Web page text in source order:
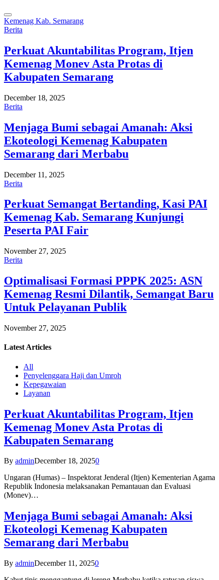
Kemenag Kab. Semarang
Berita
Perkuat Akuntabilitas Program, Itjen
Kemenag Monev Asta Protas di
Kabupaten Semarang
December 18, 2025
Berita
Menjaga Bumi sebagai Amanah: Aksi
Ekoteologi Kemenag Kabupaten
Semarang dari Merbabu
December 11, 2025
Berita
Perkuat Semangat Bertanding, Kasi PAI
Kemenag Kab. Semarang Kunjungi
Peserta PAI Fair
November 27, 2025
Berita
Optimalisasi Formasi PPPK 2025: ASN
Kemenag Resmi Dilantik, Semangat Baru
Untuk Pelayanan Publik
November 27, 2025
Latest Articles
All
Penyelenggara Haji dan Umroh
Kepegawaian
Layanan
Perkuat Akuntabilitas Program, Itjen
Kemenag Monev Asta Protas di
Kabupaten Semarang
By adminDecember 18, 20250
Ungaran (Humas) – Inspektorat Jenderal (Itjen) Kementerian Agama
Republik Indonesia melaksanakan Pemantauan dan Evaluasi
(Monev)…
Menjaga Bumi sebagai Amanah: Aksi
Ekoteologi Kemenag Kabupaten
Semarang dari Merbabu
By adminDecember 11, 20250